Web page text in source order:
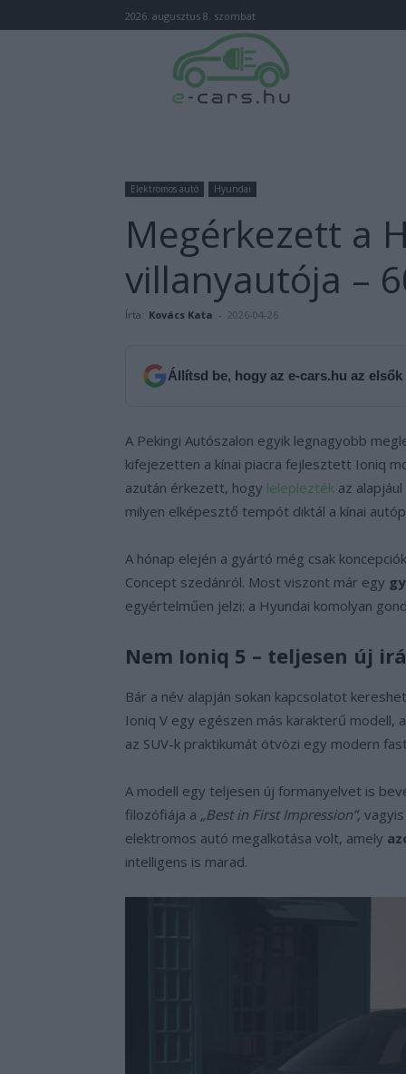
2026. augusztus 8. szombat
Elektromos autó Hyundai
Megérkezett a
villanyautója –
Írta: Kovács Kata - 2026-04-26
Állítsd be, hogy az e-cars.hu az
A Pekingi Autószalon egyik legnagyobb
kifejezetten a kínai piacra fejlesztett Ioniq
azután érkezett, hogy leleplezték az
milyen elképesztő tempót diktál a kínai
A hónap elején a gyártó még csak
Concept szedánról. Most viszont már egy
egyértelműen jelzi: a Hyundai komolyan
Nem Ioniq 5 – teljesen új
Bár a név alapján sokan kapcsolatot
Ioniq V egy egészen más karakterű modell,
az SUV-k praktikumát ötvözi egy modern
A modell egy teljesen új formanyelvet is
filozófiája a „Best in First Impression”,
elektromos autó megalkotása volt, amely
intelligens is marad.